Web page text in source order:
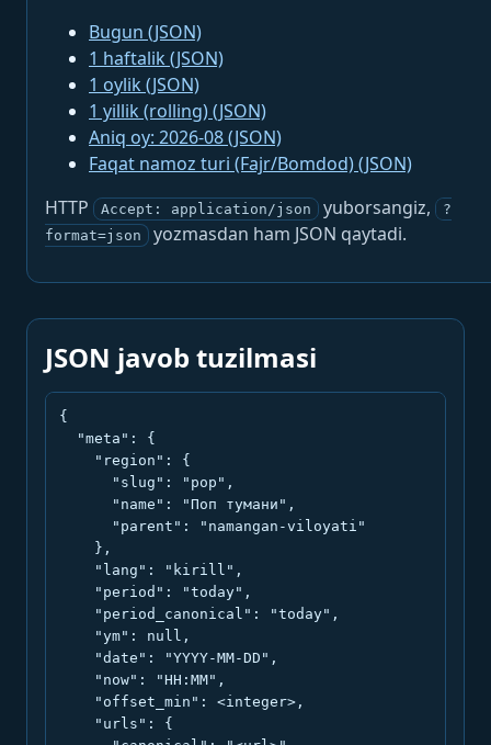
Bugun (JSON)
1 haftalik (JSON)
1 oylik (JSON)
1 yillik (rolling) (JSON)
Aniq oy: 2026-08 (JSON)
Faqat namoz turi (Fajr/Bomdod) (JSON)
HTTP
Accept: application/json yuborsangiz,
?
format=json
yozmasdan ham JSON qaytadi.
JSON javob tuzilmasi
{
  "meta": {
    "region": {
      "slug": "pop",
      "name": "Поп тумани",
      "parent": "namangan-viloyati"
    },
    "lang": "kirill",
    "period": "today",
    "period_canonical": "today",
    "ym": null,
    "date": "YYYY-MM-DD",
    "now": "HH:MM",
    "offset_min": <integer>,
    "urls": {